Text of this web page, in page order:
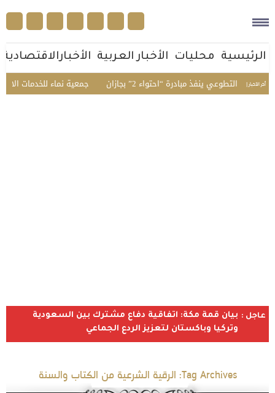
الرئيسية محليات الأخبار العربية الأخبارالاقتصادية
أخر الأخبار | جمعية نماء للخدمات التطوعي ينفذ مبادرة “احتواء 2” بجازان
عاجل : بيان قمة مكة: اتفاقية دفاع مشترك بين السعودية
وتركيا وباكستان لتعزيز الردع الجماعي
Tag Archives: الرقية الشرعية من الكتاب والسنة